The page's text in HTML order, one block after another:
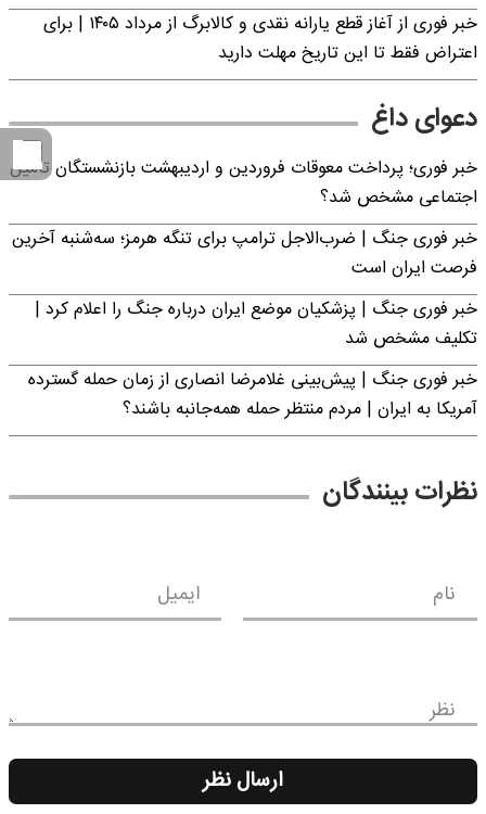
خبر فوری از آغاز قطع یارانه نقدی و کالابرگ از مرداد ۱۴۰۵ | برای
اعتراض فقط تا این تاریخ مهلت دارید
دعوای داغ
خبر فوری؛ پرداخت معوقات فروردین و اردیبهشت بازنشستگان تامین
اجتماعی مشخص شد؟
خبر فوری جنگ | ضرب‌الاجل ترامپ برای تنگه هرمز؛ سه‌شنبه آخرین
فرصت ایران است
خبر فوری جنگ | پزشکیان موضع ایران درباره جنگ را اعلام کرد |
تکلیف مشخص شد
خبر فوری جنگ | پیش‌بینی غلامرضا انصاری از زمان حمله گسترده
آمریکا به ایران | مردم منتظر حمله همه‌جانبه باشند؟
نظرات بینندگان
نام ایمیل
نظر
ارسال نظر